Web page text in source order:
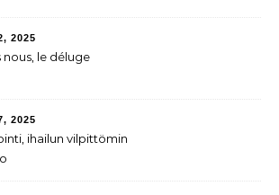
2025
nous, le déluge
2025
ihailun vilpittömin